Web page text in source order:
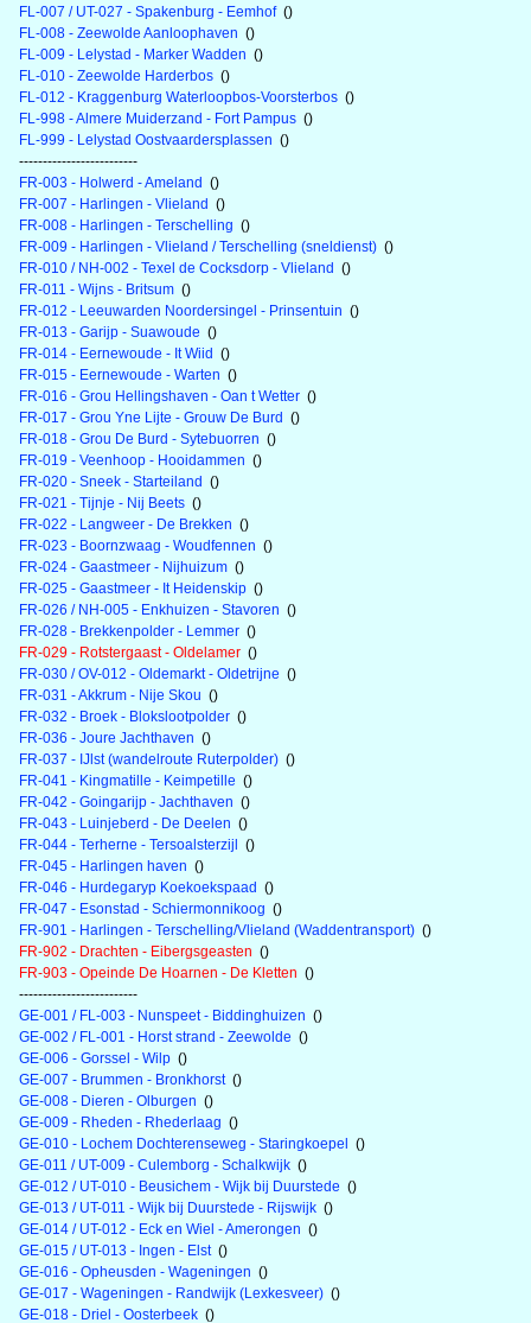
FL-007 / UT-027 - Spakenburg - Eemhof ()
FL-008 - Zeewolde Aanloophaven ()
FL-009 - Lelystad - Marker Wadden ()
FL-010 - Zeewolde Harderbos ()
FL-012 - Kraggenburg Waterloopbos-Voorsterbos ()
FL-998 - Almere Muiderzand - Fort Pampus ()
FL-999 - Lelystad Oostvaardersplassen ()
-------------------------
FR-003 - Holwerd - Ameland ()
FR-007 - Harlingen - Vlieland ()
FR-008 - Harlingen - Terschelling ()
FR-009 - Harlingen - Vlieland / Terschelling (sneldienst) ()
FR-010 / NH-002 - Texel de Cocksdorp - Vlieland ()
FR-011 - Wijns - Britsum ()
FR-012 - Leeuwarden Noordersingel - Prinsentuin ()
FR-013 - Garijp - Suawoude ()
FR-014 - Eernewoude - It Wiid ()
FR-015 - Eernewoude - Warten ()
FR-016 - Grou Hellingshaven - Oan t Wetter ()
FR-017 - Grou Yne Lijte - Grouw De Burd ()
FR-018 - Grou De Burd - Sytebuorren ()
FR-019 - Veenhoop - Hooidammen ()
FR-020 - Sneek - Starteiland ()
FR-021 - Tijnje - Nij Beets ()
FR-022 - Langweer - De Brekken ()
FR-023 - Boornzwaag - Woudfennen ()
FR-024 - Gaastmeer - Nijhuizum ()
FR-025 - Gaastmeer - It Heidenskip ()
FR-026 / NH-005 - Enkhuizen - Stavoren ()
FR-028 - Brekkenpolder - Lemmer ()
FR-029 - Rotstergaast - Oldelamer ()
FR-030 / OV-012 - Oldemarkt - Oldetrijne ()
FR-031 - Akkrum - Nije Skou ()
FR-032 - Broek - Blokslootpolder ()
FR-036 - Joure Jachthaven ()
FR-037 - IJlst (wandelroute Ruterpolder) ()
FR-041 - Kingmatille - Keimpetille ()
FR-042 - Goingarijp - Jachthaven ()
FR-043 - Luinjeberd - De Deelen ()
FR-044 - Terherne - Tersoalsterzijl ()
FR-045 - Harlingen haven ()
FR-046 - Hurdegaryp Koekoekspaad ()
FR-047 - Esonstad - Schiermonnikoog ()
FR-901 - Harlingen - Terschelling/Vlieland (Waddentransport) ()
FR-902 - Drachten - Eibergsgeasten ()
FR-903 - Opeinde De Hoarnen - De Kletten ()
-------------------------
GE-001 / FL-003 - Nunspeet - Biddinghuizen ()
GE-002 / FL-001 - Horst strand - Zeewolde ()
GE-006 - Gorssel - Wilp ()
GE-007 - Brummen - Bronkhorst ()
GE-008 - Dieren - Olburgen ()
GE-009 - Rheden - Rhederlaag ()
GE-010 - Lochem Dochterenseweg - Staringkoepel ()
GE-011 / UT-009 - Culemborg - Schalkwijk ()
GE-012 / UT-010 - Beusichem - Wijk bij Duurstede ()
GE-013 / UT-011 - Wijk bij Duurstede - Rijswijk ()
GE-014 / UT-012 - Eck en Wiel - Amerongen ()
GE-015 / UT-013 - Ingen - Elst ()
GE-016 - Opheusden - Wageningen ()
GE-017 - Wageningen - Randwijk (Lexkesveer) ()
GE-018 - Driel - Oosterbeek ()